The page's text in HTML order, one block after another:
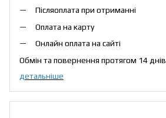
Післяоплата при отриманні
Оплата на карту
Онлайн оплата на сайті
Обмін та повернення протягом 14 днів
детальніше